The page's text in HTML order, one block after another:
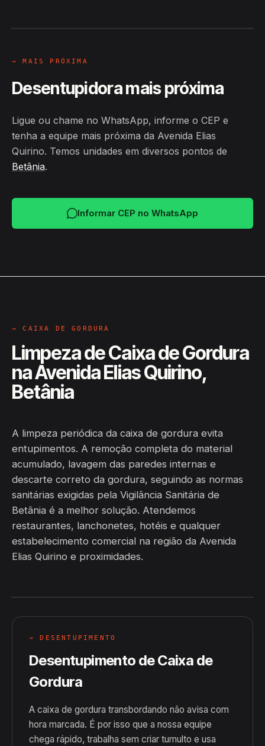
→ MAIS PRÓXIMA
Desentupidora mais próxima
Ligue ou chame no WhatsApp, informe o CEP e
tenha a equipe mais próxima da Avenida Elias
Quirino. Temos unidades em diversos pontos de
Betânia.
Informar CEP no WhatsApp
→ CAIXA DE GORDURA
Limpeza de Caixa de Gordura
na Avenida Elias Quirino,
Betânia
A limpeza periódica da caixa de gordura evita
entupimentos. A remoção completa do material
acumulado, lavagem das paredes internas e
descarte correto da gordura, seguindo as normas
sanitárias exigidas pela Vigilância Sanitária de
Betânia é a melhor solução. Atendemos
restaurantes, lanchonetes, hotéis e qualquer
estabelecimento comercial na região da Avenida
Elias Quirino e proximidades.
→ DESENTUPIMENTO
Desentupimento de Caixa de
Gordura
A caixa de gordura transbordando não avisa com
hora marcada. É por isso que a nossa equipe
chega rápido, trabalha sem criar tumulto e usa